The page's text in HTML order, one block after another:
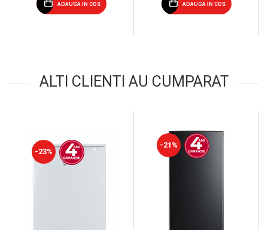
ADAUGA IN COS ADAUGA IN COS
ALTI CLIENTI AU CUMPARAT
-23%
-21%